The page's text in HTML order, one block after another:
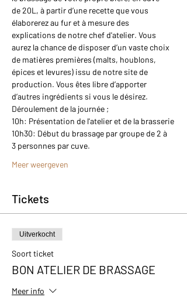
de 20L, à partir d’une recette que vous
élaborerez au fur et à mesure des
explications de notre chef d'atelier. Vous
aurez la chance de disposer d’un vaste choix
de matières premières (malts, houblons,
épices et levures) issu de notre site de
production. Vous êtes libre d’apporter
d’autres ingrédients si vous le désirez.
Déroulement de la journée ;
10h: Présentation de l'atelier et de la brasserie
10h30: Début du brassage par groupe de 2 à
3 personnes par cuve.
Meer weergeven
Tickets
Uitverkocht
Soort ticket
BON ATELIER DE BRASSAGE
Meer info